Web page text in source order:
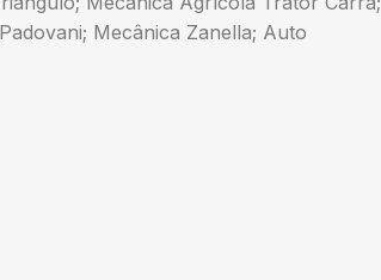
Mecânica Zanella; Auto